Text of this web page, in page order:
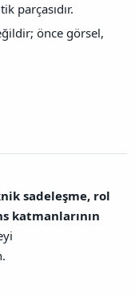
parçasıdır.
önce görsel,
sadeleşme, rol
katmanlarının